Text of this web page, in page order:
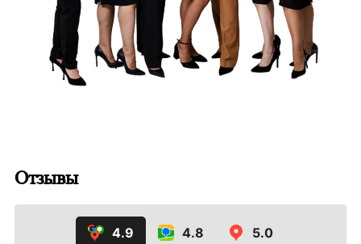
Отзывы
4.9 4.8 5.0